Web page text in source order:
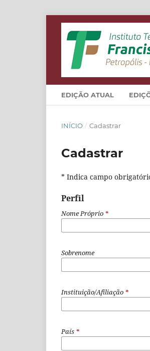
EDIÇÃO ATUAL
INÍCIO / Cadastrar
Cadastrar
* Indica campo
Perfil
Nome Próprio *
Sobrenome
Instituição/Afiliação *
País *